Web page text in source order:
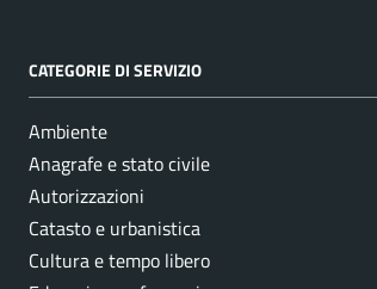
CATEGORIE DI SERVIZIO
Ambiente
Anagrafe e stato civile
Autorizzazioni
Catasto e urbanistica
Cultura e tempo libero